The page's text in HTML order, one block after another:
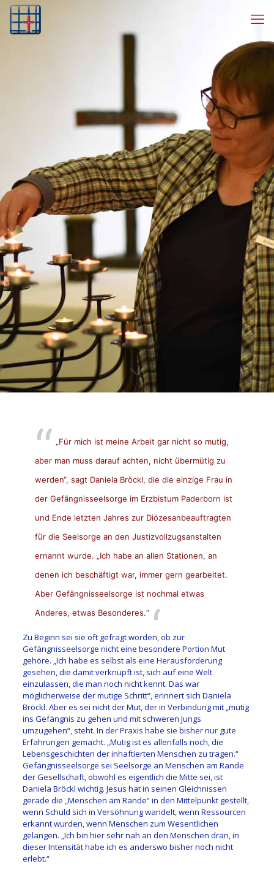
„Für mich ist meine Arbeit gar nicht so mutig,
aber man muss darauf achten, nicht übermütig zu
werden“, sagt Daniela Bröckl, die die einzige Frau in
der Gefängnisseelsorge im Erzbistum Paderborn ist
und Ende letzten Jahres zur Diözesanbeauftragten
für die Seelsorge an den Justizvollzugsanstalten
ernannt wurde. „Ich habe an allen Stationen, an
denen ich beschäftigt war, immer gern gearbeitet.
Aber Gefängnisseelsorge ist nochmal etwas
Anderes, etwas Besonderes.“
Zu Beginn sei sie oft gefragt worden, ob zur
Gefängnisseelsorge nicht eine besondere Portion Mut
gehöre. „Ich habe es selbst als eine Herausforderung
gesehen, die damit verknüpft ist, sich auf eine Welt
einzulassen, die man noch nicht kennt. Das war
möglicherweise der mutige Schritt“, erinnert sich Daniela
Bröckl. Aber es sei nicht der Mut, der in Verbindung mit „mutig
ins Gefängnis zu gehen und mit schweren Jungs
umzugehen“, steht. In der Praxis habe sie bisher nur gute
Erfahrungen gemacht. „Mutig ist es allenfalls noch, die
Lebensgeschichten der inhaftierten Menschen zu tragen.“
Gefängnisseelsorge sei Seelsorge an Menschen am Rande
der Gesellschaft, obwohl es eigentlich die Mitte sei, ist
Daniela Bröckl wichtig. Jesus hat in seinen Gleichnissen
gerade die „Menschen am Rande“ in den Mittelpunkt gestellt,
wenn Schuld sich in Versöhnung wandelt, wenn Ressourcen
erkannt wurden, wenn Menschen zum Wesentlichen
gelangen. „Ich bin hier sehr nah an den Menschen dran, in
dieser Intensität habe ich es anderswo bisher noch nicht
erlebt.“